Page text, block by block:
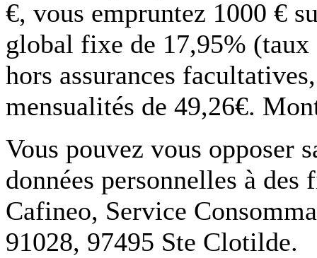
€, vous empruntez 1000 €
global fixe de 17,95%
hors assurances
mensualités de 49,26€.
Vous pouvez vous opposer
données personnelles à
Cafineo, Service
91028, 97495 Ste Clotilde.